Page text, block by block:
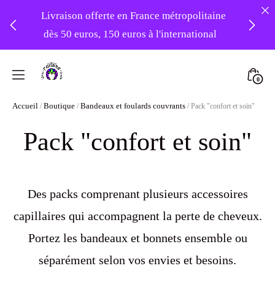
Livraison offerte en France métropolitaine
dès 50 euros, 150 euros à l'international
commandes à partir du 31/08 ❤️
-20% sur tout le site avec le code
Foudre
Turbans
0
Accueil / Boutique / Bandeaux et foulards couvrants / Pack "confort et soin"
Pack "confort et soin"
Des packs comprenant plusieurs accessoires
capillaires qui accompagnent la perte de cheveux.
Portez les bandeaux et bonnets ensemble ou
séparément selon vos envies et besoins.